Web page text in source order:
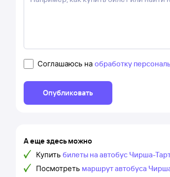
Соглашаюсь на обработку
Опубликовать
А еще здесь можно
Купить билеты на автобус Чирша-
Посмотреть маршрут автобуса